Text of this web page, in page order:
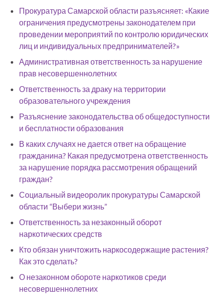
Прокуратура Самарской области разъясняет: «Какие
ограничения предусмотрены законодателем при
проведении мероприятий по контролю юридических
лиц и индивидуальных предпринимателей?»
Административная ответственность за нарушение
прав несовершеннолетних
Ответственность за драку на территории
образовательного учреждения
Разъяснение законодательства об общедоступности
и бесплатности образования
В каких случаях не дается ответ на обращение
гражданина? Какая предусмотрена ответственность
за нарушение порядка рассмотрения обращений
граждан?
Социальный видеоролик прокуратуры Самарской
области “Выбери жизнь”
Ответственность за незаконный оборот
наркотических средств
Кто обязан уничтожить наркосодержащие растения?
Как это сделать?
О незаконном обороте наркотиков среди
несовершеннолетних